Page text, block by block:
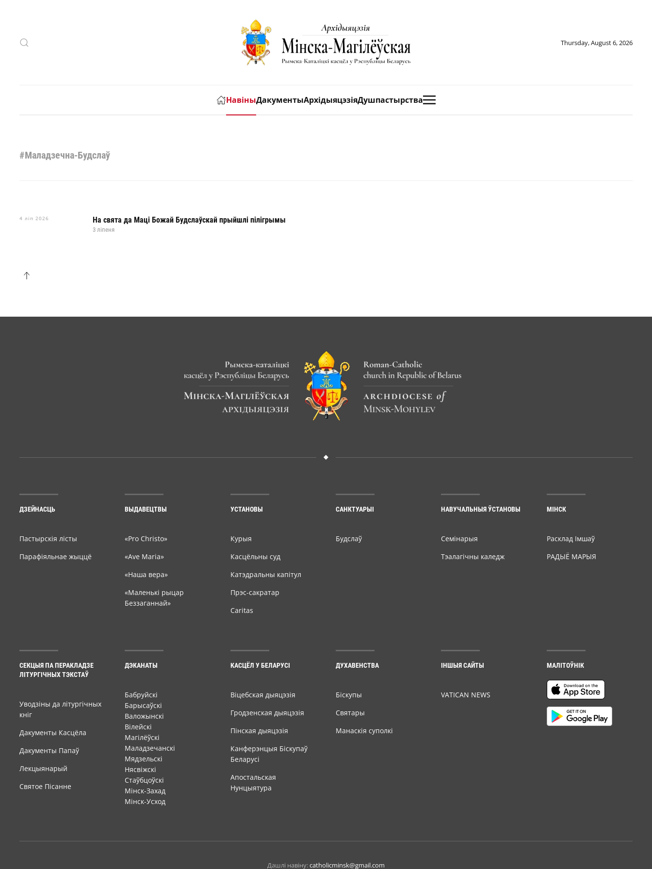
Thursday, August 6, 2026
НавіныДакументыАрхідыяцэзіяДушпастырства
#Маладзечна-Будслаў
4 ліп 2026 На свята да Маці Божай Будслаўскай прыйшлі пілігрымы
3 ліпеня
ДЗЕЙНАСЦЬ
Пастырскія лісты
Парафіяльнае жыццё
ВЫДАВЕЦТВЫ
«Pro Christo»
«Ave Maria»
«Наша вера»
«Маленькі рыцар
Беззаганнай»
УСТАНОВЫ
Курыя
Касцёльны суд
Катэдральны капітул
Прэс-сакратар
Caritas
САНКТУАРЫІ
Будслаў
НАВУЧАЛЬНЫЯ ЎСТАНОВЫ
Семiнарыя
Тэалагічны каледж
МІНСК
Расклад Імшаў
РАДЫЁ МАРЫЯ
СЕКЦЫЯ ПА ПЕРАКЛАДЗЕ
ЛІТУРГІЧНЫХ ТЭКСТАЎ
Уводзіны да літургічных
кніг
Дакументы Касцёла
Дакументы Папаў
Лекцыянарый
Святое Пісанне
ДЭКАНАТЫ
Бабруйскі
Барысаўскі
Валожынскі
Вілейскі
Магілёўскі
Маладзечанскі
Мядзельскі
Нясвіжскі
Стаўбцоўскі
Мінск-Захад
Мінск-Усход
КАСЦЁЛ У БЕЛАРУСІ
Віцебская дыяцэзія
Гродзенская дыяцэзія
Пінская дыяцэзія
Канферэнцыя Біскупаў
Беларусі
Апостальская
Нунцыятура
ДУХАВЕНСТВА
Біскупы
Святары
Манаскія суполкі
ІНШЫЯ САЙТЫ
VATICAN NEWS
МАЛІТОЎНІК
Дашлі навіну:catholicminsk@gmail.com